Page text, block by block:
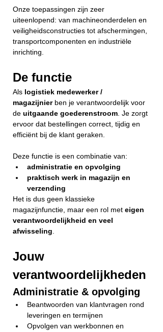
Onze toepassingen zijn zeer
uiteenlopend: van machineonderdelen en
veiligheidsconstructies tot afschermingen,
transportcomponenten en industriële
inrichting.
De functie
Als logistiek medewerker /
magazijnier ben je verantwoordelijk voor
de uitgaande goederenstroom . Je zorgt
ervoor dat bestellingen correct, tijdig en
efficiënt bij de klant geraken.
Deze functie is een combinatie van:
administratie en opvolging
praktisch werk in magazijn en
verzending
Het is dus geen klassieke
magazijnfunctie, maar een rol met eigen
verantwoordelijkheid en veel
afwisseling
Jouw
verantwoordelijkheden
Administratie & opvolging
Beantwoorden van klantvragen rond
leveringen en termijnen
Opvolgen van werkbonnen en